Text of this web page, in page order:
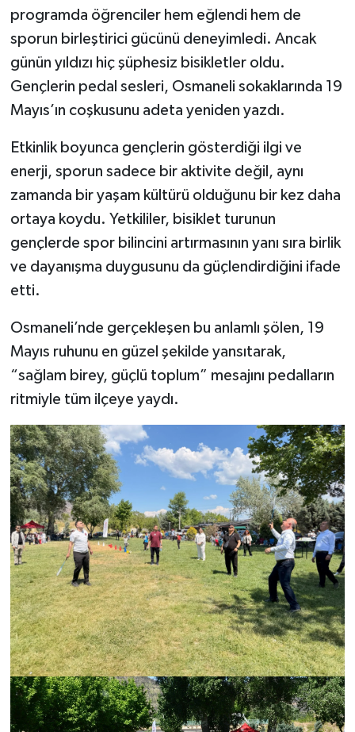
programda öğrenciler hem eğlendi hem de
sporun birleştirici gücünü deneyimledi. Ancak
günün yıldızı hiç şüphesiz bisikletler oldu.
Gençlerin pedal sesleri, Osmaneli sokaklarında 19
Mayıs’ın coşkusunu adeta yeniden yazdı.
Etkinlik boyunca gençlerin gösterdiği ilgi ve
enerji, sporun sadece bir aktivite değil, aynı
zamanda bir yaşam kültürü olduğunu bir kez daha
ortaya koydu. Yetkililer, bisiklet turunun
gençlerde spor bilincini artırmasının yanı sıra birlik
ve dayanışma duygusunu da güçlendirdiğini ifade
etti.
Osmaneli’nde gerçekleşen bu anlamlı şölen, 19
Mayıs ruhunu en güzel şekilde yansıtarak,
“sağlam birey, güçlü toplum” mesajını pedalların
ritmiyle tüm ilçeye yaydı.